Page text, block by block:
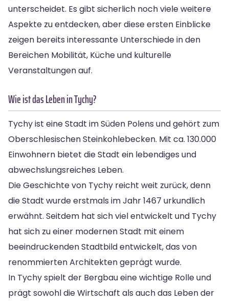
unterscheidet. Es gibt sicherlich noch viele weitere
Aspekte zu entdecken, aber diese ersten Einblicke
zeigen bereits interessante Unterschiede in den
Bereichen Mobilität, Küche und kulturelle
Veranstaltungen auf.
Wie ist das Leben in Tychy?
Tychy ist eine Stadt im Süden Polens und gehört zum
Oberschlesischen Steinkohlebecken. Mit ca. 130.000
Einwohnern bietet die Stadt ein lebendiges und
abwechslungsreiches Leben.
Die Geschichte von Tychy reicht weit zurück, denn
die Stadt wurde erstmals im Jahr 1467 urkundlich
erwähnt. Seitdem hat sich viel entwickelt und Tychy
hat sich zu einer modernen Stadt mit einem
beeindruckenden Stadtbild entwickelt, das von
renommierten Architekten geprägt wurde.
In Tychy spielt der Bergbau eine wichtige Rolle und
prägt sowohl die Wirtschaft als auch das Leben der